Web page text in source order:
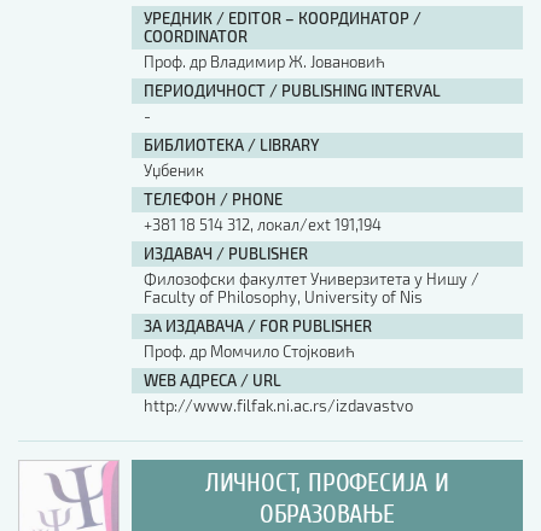
УРЕДНИК / EDITOR – КООРДИНАТОР /
COORDINATOR
Проф. др Владимир Ж. Јовановић
ПЕРИОДИЧНОСТ / PUBLISHING INTERVAL
-
БИБЛИОТЕКА / LIBRARY
Уџбеник
ТЕЛЕФОН / PHONE
+381 18 514 312, локал/ext 191,194
ИЗДАВАЧ / PUBLISHER
Филозофски факултет Универзитета у Нишу /
Faculty of Philosophy, University of Nis
ЗА ИЗДАВАЧА / FOR PUBLISHER
Проф. др Момчило Стојковић
WEB АДРЕСА / URL
http://www.filfak.ni.ac.rs/izdavastvo
ЛИЧНОСТ, ПРОФЕСИЈА И
ОБРАЗОВАЊЕ